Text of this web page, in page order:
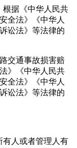
根据《中华人民共
全法》《中华人
讼法》等法律的
交通事故损害赔
》《中华人民共
全法》《中华人
讼法》等法律的
有人或者管理人有